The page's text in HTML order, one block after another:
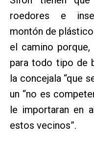
roedores e
montón de
el camino
para todo tipo de
la concejala “que
un “no es
le importaran en
estos vecinos”.